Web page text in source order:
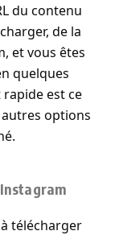
du contenu
de la
et vous êtes
quelques
est ce
options
télécharger